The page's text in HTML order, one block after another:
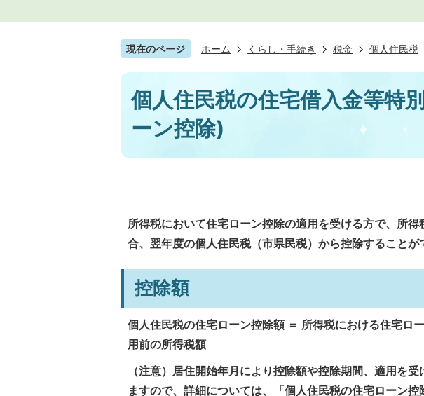
現在のページ ホーム くらし・手続き 税金 個人住民税
個人住民税の住宅借入金等特
ーン控除)
所得税において住宅ローン控除の適用を受ける方で、所
合、翌年度の個人住民税（市県民税）から控除することが
控除額
個人住民税の住宅ローン控除額 ＝ 所得税における住宅ロ
用前の所得税額
（注意）居住開始年月により控除額や控除期間、適用を
ますので、詳細については、「個人住民税の住宅ローン